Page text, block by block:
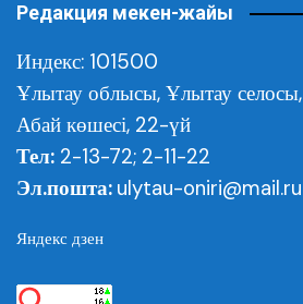
Редакция мекен-жайы
Индекс: 101500
Ұлытау облысы, Ұлытау селосы,
Абай көшесі, 22-үй
Тел: 2-13-72; 2-11-22
Эл.пошта: ulytau-oniri@mail.ru
Яндекс дзен